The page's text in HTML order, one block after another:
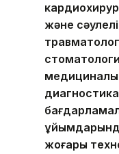
және
жоғары